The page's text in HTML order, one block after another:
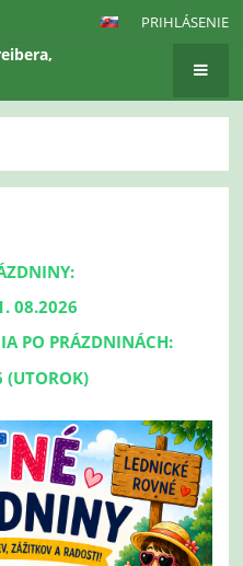
PRIHLÁSENIE
08.2026
PO PRÁZDNINÁCH: